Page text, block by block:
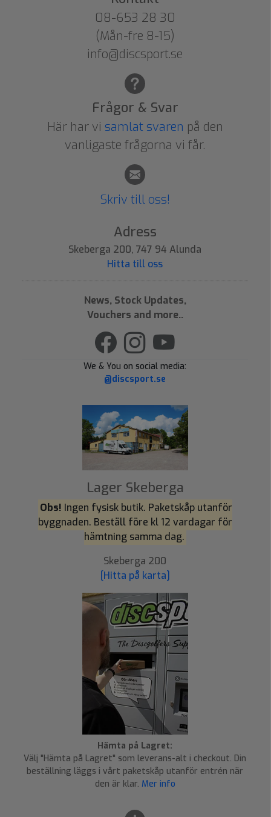
08-653 28 30
(Mån-fre 8-15)
info@discsport.se
Frågor & Svar
Här har vi samlat svaren på den
vanligaste frågorna vi får.
Skriv till oss!
Adress
Skeberga 200, 747 94 Alunda
Hitta till oss
News, Stock Updates,
Vouchers and more..
We & You on social media:
@discsport.se
Lager Skeberga
Obs! Ingen fysisk butik. Paketskåp utanför
byggnaden. Beställ före kl 12 vardagar för
hämtning samma dag.
Skeberga 200
[Hitta på karta]
Hämta på Lagret:
Välj "Hämta på Lagret" som leverans-alt i checkout. Din
beställning läggs i vårt paketskåp utanför entrén när
den är klar. Mer info